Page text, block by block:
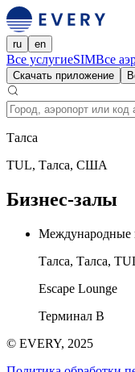
ru en
Все услугиeSIMВсе
Скачать приложение
Талса
TUL, Талса, США
Бизнес-залы
Международные
Талса, Талса,
Escape Lounge
Терминал B
© EVERY, 2025